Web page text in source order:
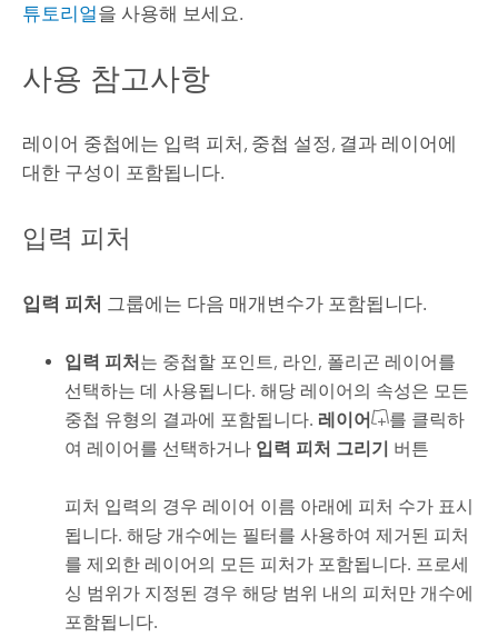
튜토리얼을 사용해 보세요.
사용 참고사항
레이어 중첩에는 입력 피처, 중첩 설정, 결과 레이어에
대한 구성이 포함됩니다.
입력 피처
입력 피처 그룹에는 다음 매개변수가 포함됩니다.
입력 피처는 중첩할 포인트, 라인, 폴리곤 레이어를
선택하는 데 사용됩니다. 해당 레이어의 속성은 모든
중첩 유형의 결과에 포함됩니다. 레이어
를 클릭하
여 레이어를 선택하거나 입력 피처 그리기 버튼
피처 입력의 경우 레이어 이름 아래에 피처 수가 표시
됩니다. 해당 개수에는 필터를 사용하여 제거된 피처
를 제외한 레이어의 모든 피처가 포함됩니다. 프로세
싱 범위가 지정된 경우 해당 범위 내의 피처만 개수에
포함됩니다.